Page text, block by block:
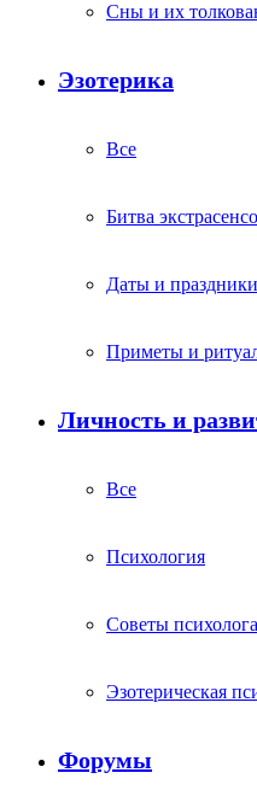
Сны и их
Эзотерика
Все
Битва
Даты и праздники
Приметы и
Личность и
Все
Психология
Советы психолога
Эзотерическая
Форумы